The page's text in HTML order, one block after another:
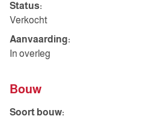
Status:
Verkocht
Aanvaarding:
In overleg
Bouw
Soort bouw: